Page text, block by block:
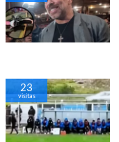
23
visitas